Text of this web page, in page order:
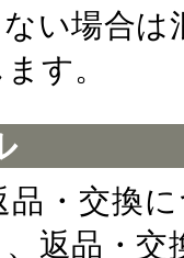
い場合
す。
品・交換
返品・